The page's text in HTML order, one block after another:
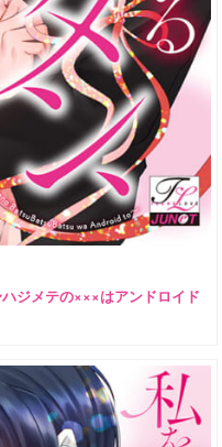
ジメテの×××はアンドロイド